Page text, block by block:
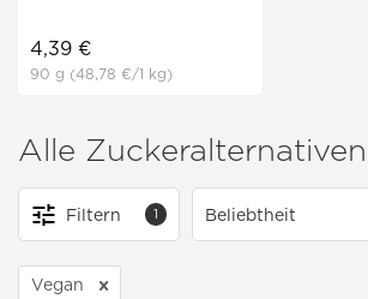
4,39 €
90 g (48,78 €/1 kg)
Alle
Filtern 1
Vegan